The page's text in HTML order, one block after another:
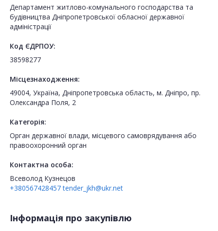
Департамент житлово-комунального господарства та
будівництва Дніпропетровської обласної державної
адміністрації
Код ЄДРПОУ:
38598277
Місцезнаходження:
49004, Україна, Дніпропетровська область, м. Дніпро, пр.
Олександра Поля, 2
Категорія:
Орган державної влади, місцевого самоврядування або
правоохоронний орган
Контактна особа:
Всеволод Кузнецов
+380567428457 tender_jkh@ukr.net
Інформація про закупівлю